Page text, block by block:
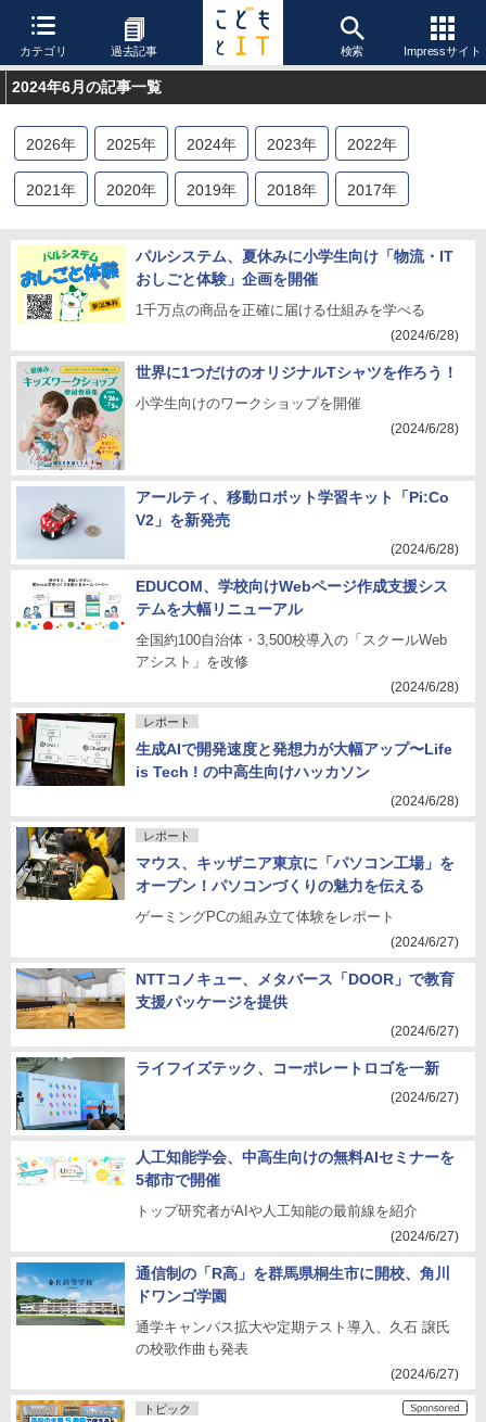
カテゴリ 過去記事 検索 Impressサイト
2024年6月の記事一覧
2026年 2025年 2024年 2023年 2022年
2021年 2020年 2019年 2018年 2017年
パルシステム、夏休みに小学生向け「物流・IT
おしごと体験」企画を開催
1千万点の商品を正確に届ける仕組みを学べる
(2024/6/28)
世界に1つだけのオリジナルTシャツを作ろう！
小学生向けのワークショップを開催
(2024/6/28)
アールティ、移動ロボット学習キット「Pi:Co
V2」を新発売
(2024/6/28)
EDUCOM、学校向けWebページ作成支援シス
テムを大幅リニューアル
全国約100自治体・3,500校導入の「スクールWeb
アシスト」を改修
(2024/6/28)
レポート
生成AIで開発速度と発想力が大幅アップ〜Life
is Tech ! の中高生向けハッカソン
(2024/6/28)
レポート
マウス、キッザニア東京に「パソコン工場」を
オープン！パソコンづくりの魅力を伝える
ゲーミングPCの組み立て体験をレポート
(2024/6/27)
NTTコノキュー、メタバース「DOOR」で教育
支援パッケージを提供
(2024/6/27)
ライフイズテック、コーポレートロゴを一新
(2024/6/27)
人工知能学会、中高生向けの無料AIセミナーを
5都市で開催
トップ研究者がAIや人工知能の最前線を紹介
(2024/6/27)
通信制の「R高」を群馬県桐生市に開校、角川
ドワンゴ学園
通学キャンパス拡大や定期テスト導入、久石 譲氏
の校歌作曲も発表
(2024/6/27)
トピック